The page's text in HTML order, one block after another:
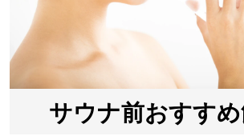
サウナ前おすす